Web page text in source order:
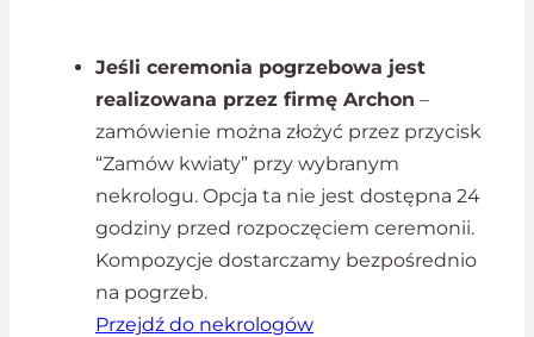
Jeśli ceremonia pogrzebowa jest
realizowana przez firmę Archon –
zamówienie można złożyć przez przycisk
“Zamów kwiaty” przy wybranym
nekrologu. Opcja ta nie jest dostępna 24
godziny przed rozpoczęciem ceremonii.
Kompozycje dostarczamy bezpośrednio
na pogrzeb.
Przejdź do nekrologów